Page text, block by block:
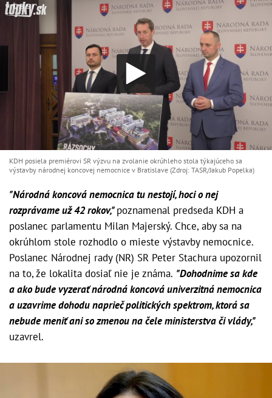
KDH posiela premiérovi SR výzvu na zvolanie okrúhleho stola týkajúceho sa
výstavby národnej koncovej nemocnice v Bratislave (Zdroj: TASR/Jakub Popelka)
"Národná koncová nemocnica tu nestojí, hoci o nej
rozprávame už 42 rokov,"poznamenal predseda KDH a
poslanec parlamentu Milan Majerský. Chce, aby sa na
okrúhlom stole rozhodlo o mieste výstavby nemocnice.
Poslanec Národnej rady (NR) SR Peter Stachura upozornil
na to, že lokalita dosiaľ nie je známa. "Dohodnime sa kde
a ako bude vyzerať národná koncová univerzitná nemocnica
a uzavrime dohodu naprieč politických spektrom, ktorá sa
nebude meniť ani so zmenou na čele ministerstva či vlády,"
uzavrel.